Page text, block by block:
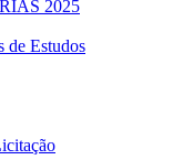
2025
de Estudos